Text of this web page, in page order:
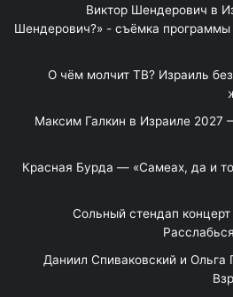
Виктор Шендерович в
Шендерович?» - съёмка
«О чём молчит ТВ? Израиль
Максим Галкин в Израиле 2027
Красная Бурда — «Самеах, да и
"Сольный стендап
"Даниил Спиваковский и